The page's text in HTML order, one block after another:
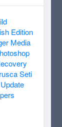
Edition
Media
rusca Seti
Update